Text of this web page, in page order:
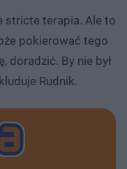
stricte terapia. Ale to
pokierować tego
doradzić. By nie był
Rudnik.